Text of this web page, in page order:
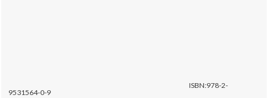
ISBN:978-2-
9531564-0-9